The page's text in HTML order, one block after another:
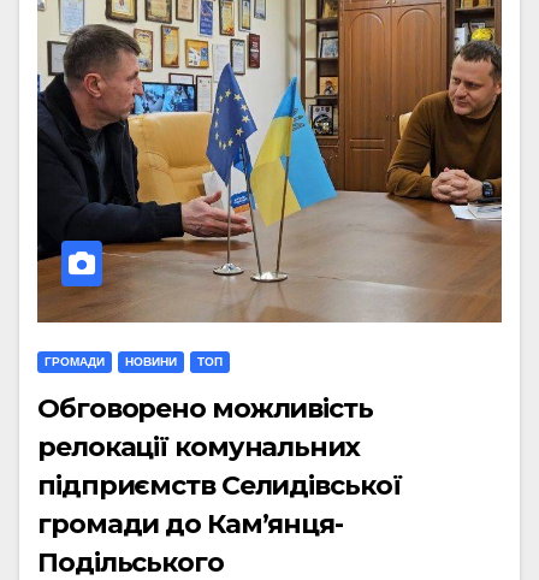
ГРОМАДИ НОВИНИ ТОП
Обговорено можливість
релокації комунальних
підприємств Селидівської
громади до Кам’янця-
Подільського